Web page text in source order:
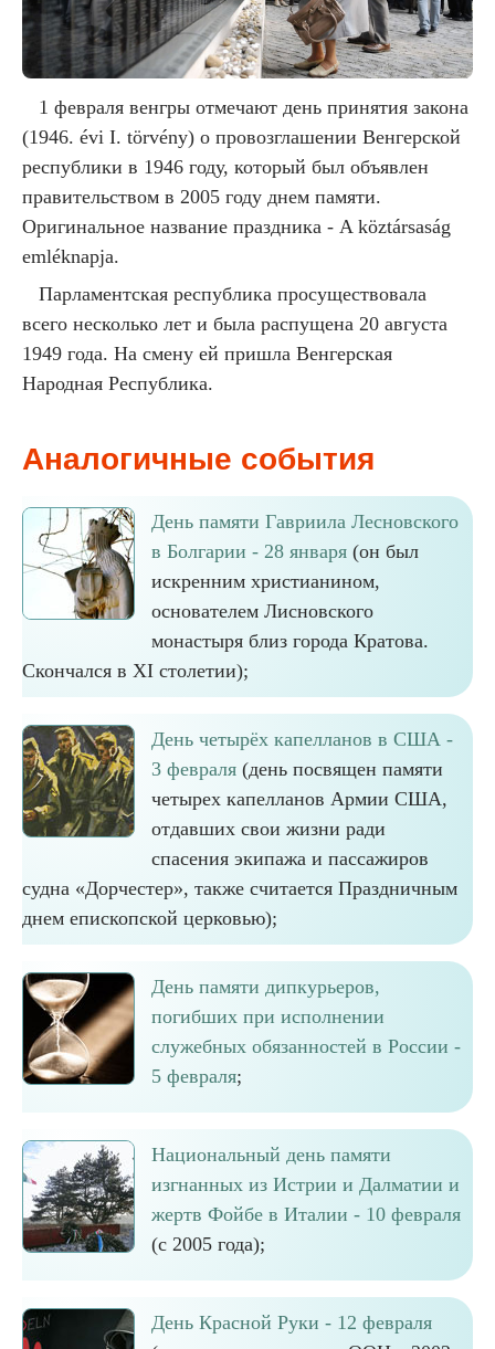
1 февраля венгры отмечают день принятия закона
(1946. évi I. törvény) о провозглашении Венгерской
республики в 1946 году, который был объявлен
правительством в 2005 году днем памяти.
Оригинальное название праздника - A köztársaság
emléknapja.
Парламентская республика просуществовала
всего несколько лет и была распущена 20 августа
1949 года. На смену ей пришла Венгерская
Народная Республика.
Аналогичные события
День памяти Гавриила Лесновского
в Болгарии - 28 января (он был
искренним христианином,
основателем Лисновского
монастыря близ города Кратова.
Скончался в XI столетии);
День четырёх капелланов в США -
3 февраля (день посвящен памяти
четырех капелланов Армии США,
отдавших свои жизни ради
спасения экипажа и пассажиров
судна «Дорчестер», также считается Праздничным
днем епископской церковью);
День памяти дипкурьеров,
погибших при исполнении
служебных обязанностей в России -
5 февраля;
Национальный день памяти
изгнанных из Истрии и Далматии и
жертв Фойбе в Италии - 10 февраля
(с 2005 года);
День Красной Руки - 12 февраля